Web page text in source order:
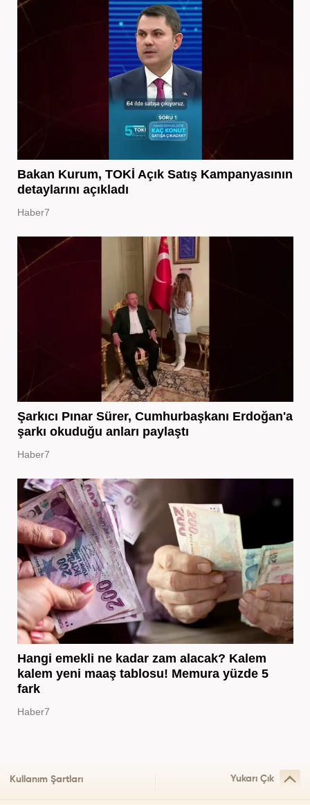
Bakan Kurum, TOKİ Açık Satış Kampanyasının
detaylarını açıkladı
Haber7
Şarkıcı Pınar Sürer, Cumhurbaşkanı Erdoğan'a
şarkı okuduğu anları paylaştı
Haber7
Hangi emekli ne kadar zam alacak? Kalem
kalem yeni maaş tablosu! Memura yüzde 5
fark
Haber7
Kullanım Şartları Yukarı Çık